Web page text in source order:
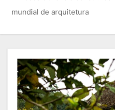
mundial de arquitetura